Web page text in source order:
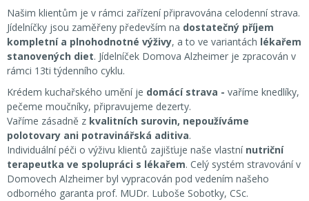
Našim klientům je v rámci zařízení připravována celodenní strava.
Jídelníčky jsou zaměřeny především na dostatečný příjem
kompletní a plnohodnotné výživy, a to ve variantách lékařem
stanovených diet. Jídelníček Domova Alzheimer je zpracován v
rámci 13ti týdenního cyklu.
Krédem kuchařského umění je domácí strava - vaříme knedlíky,
pečeme moučníky, připravujeme dezerty.
Vaříme zásadně z kvalitních surovin, nepoužíváme
polotovary ani potravinářská aditiva.
Individuální péči o výživu klientů zajišťuje naše vlastní nutriční
terapeutka ve spolupráci s lékařem. Celý systém stravování v
Domovech Alzheimer byl vypracován pod vedením našeho
odborného garanta prof. MUDr. Luboše Sobotky, CSc.